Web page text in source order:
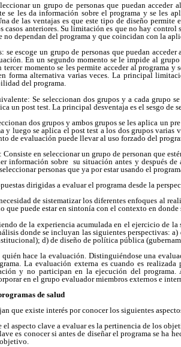
un grupo de personas que puedan
se les da información sobre el programa y se les
de las ventajas es que este tipo de diseño permite
casos anteriores. Su limitación es que no hay control
no dependan del programa y que coincidan con la
se escoge un grupo de personas que puedan
En un segundo momento se le impide al
momento se les permite acceder al programa
forma alternativa varias veces. La principal
del programa.
Se seleccionan dos grupos y a cada grupo
un post test. La principal desventaja es el sesgo de
dos grupos y ambos grupos se les aplica un
y luego se aplica el post test a los dos grupos
de evaluación puede llevar al uso forzado del
en seleccionar un grupo de personan que
información sobre su situación antes y después
personas que ya por estar usando el
dirigidas a evaluar el programa desde la
de sistematizar los diferentes enfoques al
que puede estar en sintonía con el contexto en donde
de la experiencia acumulada en el ejercicio de
donde se incluyan las siguientes perspectivas:
d) de diseño de política pública
hace la evaluación. Distinguiéndose una
La evaluación externa es cuando es realizada
y no participan en la ejecución del programa.
en el grupo evaluador miembros externos e
de salud
que existe interés por conocer los siguientes
aspecto clave a evaluar es la pertinencia de los
es conocer si antes de diseñar el programa se ha